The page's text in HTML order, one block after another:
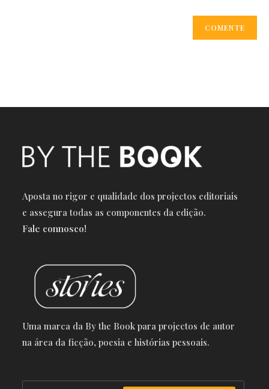
Aposta no rigor e qualidade dos projectos editoriais
e assegura todas as componentes da edição.
Fale connosco!
Uma marca da By the Book para projectos de autor
na área da ficção, poesia e histórias pessoais.